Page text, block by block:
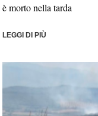
è morto nella tarda
LEGGI DI PIÙ